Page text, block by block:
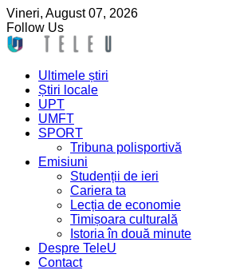
Vineri, August07, 2026
Follow Us
Ultimele știri
Știri locale
UPT
UMFT
SPORT
Tribuna polisportivă
Emisiuni
Studenții de ieri
Cariera ta
Lecția de economie
Timișoara culturală
Istoria în două minute
Despre TeleU
Contact